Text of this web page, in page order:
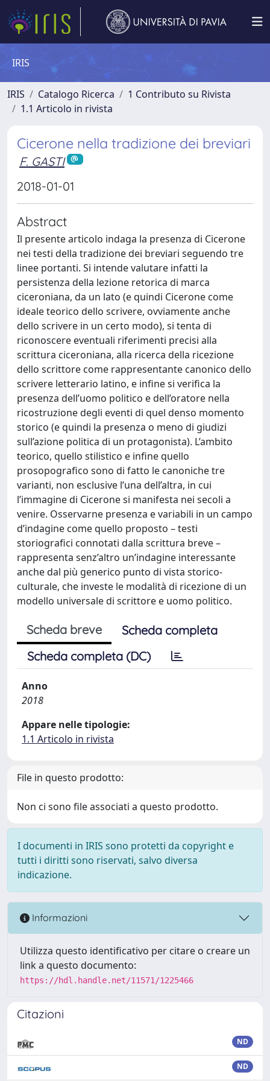
IRIS
IRIS Catalogo Ricerca
1 Contributo su Rivista
1.1 Articolo in rivista
Cicerone nella tradizione dei breviari
F. GASTI
2018-01-01
Abstract
Il presente articolo indaga la presenza di Cicerone
nei testi della tradizione dei breviari seguendo tre
linee portanti. Si intende valutare infatti la
persistenza della lezione retorica di marca
ciceroniana, da un lato (e quindi Cicerone come
ideale teorico dello scrivere, ovviamente anche
dello scrivere in un certo modo), si tenta di
riconoscere eventuali riferimenti precisi alla
scrittura ciceroniana, alla ricerca della ricezione
dello scrittore come rappresentante canonico dello
scrivere letterario latino, e infine si verifica la
presenza dell’uomo politico e dell’oratore nella
ricostruzione degli eventi di quel denso momento
storico (e quindi la presenza o meno di giudizi
sull’azione politica di un protagonista). L’ambito
teorico, quello stilistico e infine quello
prosopografico sono di fatto le canoniche tre
varianti, non esclusive l’una dell’altra, in cui
l’immagine di Cicerone si manifesta nei secoli a
venire. Osservarne presenza e variabili in un campo
d’indagine come quello proposto – testi
storiografici connotati dalla scrittura breve –
rappresenta senz’altro un’indagine interessante
anche dal più generico punto di vista storico-
culturale, che investe le modalità di ricezione di un
modello universale di scrittore e uomo politico.
Scheda breve
Scheda completa
Scheda completa (DC)
Anno
2018
Appare nelle tipologie:
1.1 Articolo in rivista
File in questo prodotto:
Non ci sono file associati a questo prodotto.
I documenti in IRIS sono protetti da copyright e
tutti i diritti sono riservati, salvo diversa
indicazione.
Informazioni
Utilizza questo identificativo per citare o creare un
link a questo documento:
https://hdl.handle.net/11571/1225466
Citazioni
ND
ND